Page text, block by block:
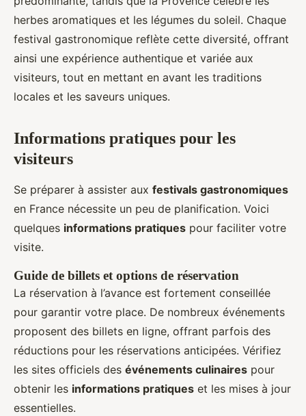
herbes aromatiques et les légumes du soleil. Chaque
festival gastronomique reflète cette diversité, offrant
ainsi une expérience authentique et variée aux
visiteurs, tout en mettant en avant les traditions
locales et les saveurs uniques.
Informations pratiques pour les
visiteurs
Se préparer à assister aux festivals gastronomiques
en France nécessite un peu de planification. Voici
quelques informations pratiques pour faciliter votre
visite.
Guide de billets et options de réservation
La réservation à l’avance est fortement conseillée
pour garantir votre place. De nombreux événements
proposent des billets en ligne, offrant parfois des
réductions pour les réservations anticipées. Vérifiez
les sites officiels des événements culinaires pour
obtenir les informations pratiques et les mises à jour
essentielles.